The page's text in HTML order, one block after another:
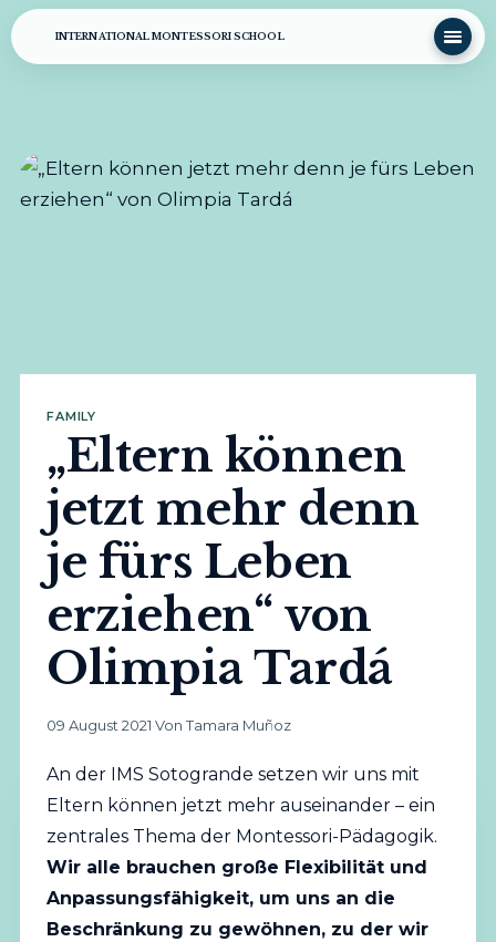
INTERNATIONAL MONTESSORI SCHOOL
FAMILY
„Eltern können
jetzt mehr denn
je fürs Leben
erziehen“ von
Olimpia Tardá
09 August 2021·Von Tamara Muñoz
An der IMS Sotogrande setzen wir uns mit
Eltern können jetzt mehr auseinander – ein
zentrales Thema der Montessori-Pädagogik.
Wir alle brauchen große Flexibilität und
Anpassungsfähigkeit, um uns an die
Beschränkung zu gewöhnen, zu der wir